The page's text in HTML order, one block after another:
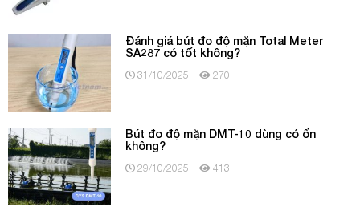
Đánh giá bút đo độ mặn Total Meter
SA287 có tốt không?
31/10/2025 270
Bút đo độ mặn DMT-10 dùng có ổn
không?
29/10/2025 413